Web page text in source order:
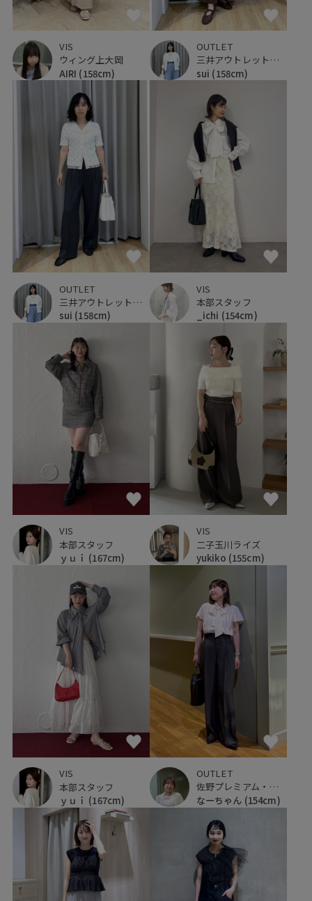
VIS
ウィング上大岡
AIRI (158cm)
OUTLET
三井アウトレットパーク ジャズドリーム長島
sui (158cm)
OUTLET
三井アウトレットパーク ジャズドリーム長島
sui (158cm)
VIS
本部スタッフ
_ichi (154cm)
VIS
本部スタッフ
ｙｕｉ (167cm)
VIS
二子玉川ライズ
yukiko (155cm)
VIS
本部スタッフ
ｙｕｉ (167cm)
OUTLET
佐野プレミアム・アウトレット
なーちゃん (154cm)